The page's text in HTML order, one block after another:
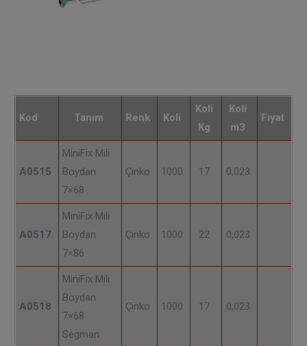
Kod Tanım Renk Koli
Koli
Kg
Koli
m3
Fiyat
A0515
MiniFix Mili
Boydan
7×68
Çinko 1000 17 0,023
A0517
MiniFix Mili
Boydan
7×86
Çinko 1000 22 0,023
A0518
MiniFix Mili
Boydan
7×68
Segman
Çinko 1000 17 0,023